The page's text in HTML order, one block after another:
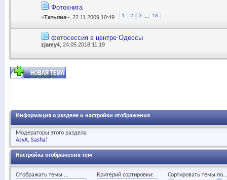
Фотокнига
~Татьяна~ , 22.11.2009 10:49 1 2 3 18
фотосессия в центре Одессы
zjamy4 , 24.05.2018 11:19
Информация о разделе и настройки отображения
Модераторы этого раздела
AsyA Sasha!
Настройка отображения тем
Отображать темы ... Критерий сортировки:
Сортировать темы по...